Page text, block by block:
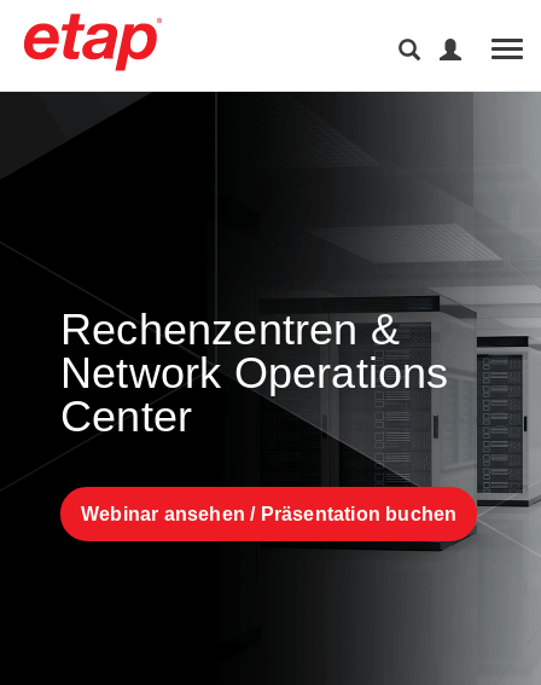
Rechenzentren &
Network Operations
Center
Webinar ansehen / Präsentation buchen